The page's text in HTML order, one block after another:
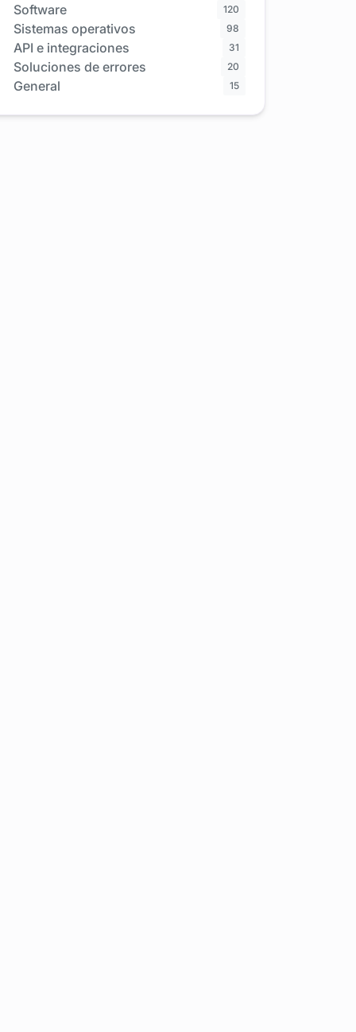
Software 120
Sistemas operativos 98
API e integraciones 31
Soluciones de errores 20
General 15